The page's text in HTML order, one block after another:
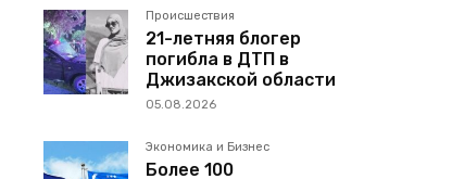
Происшествия
21-летняя блогер
погибла в ДТП в
Джизакской области
05.08.2026
Экономика и Бизнес
Более 100